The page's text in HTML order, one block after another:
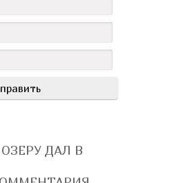
ДАЛ В